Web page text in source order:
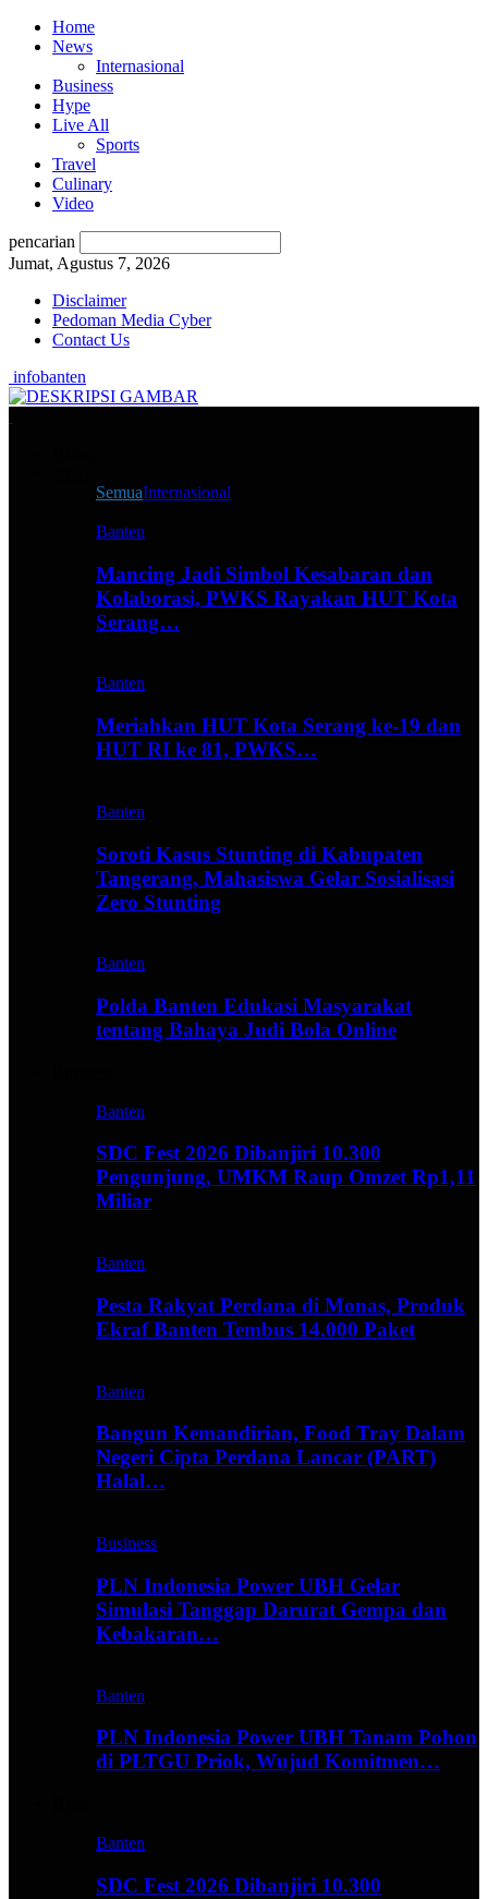
Home
News
Internasional
Business
Hype
Live All
Sports
Travel
Culinary
Video
pencarian
Jumat, Agustus 7, 2026
Disclaimer
Pedoman Media Cyber
Contact Us
infobanten
SemuaInternasional
Banten
Mancing Jadi Simbol Kesabaran dan
Kolaborasi, PWKS Rayakan HUT Kota
Serang…
Banten
Meriahkan HUT Kota Serang ke-19 dan
HUT RI ke 81, PWKS…
Banten
Soroti Kasus Stunting di Kabupaten
Tangerang, Mahasiswa Gelar Sosialisasi
Zero Stunting
Banten
Polda Banten Edukasi Masyarakat
tentang Bahaya Judi Bola Online
Banten
SDC Fest 2026 Dibanjiri 10.300
Pengunjung, UMKM Raup Omzet Rp1,11
Miliar
Banten
Pesta Rakyat Perdana di Monas, Produk
Ekraf Banten Tembus 14.000 Paket
Banten
Bangun Kemandirian, Food Tray Dalam
Negeri Cipta Perdana Lancar (PART)
Halal…
Business
PLN Indonesia Power UBH Gelar
Simulasi Tanggap Darurat Gempa dan
Kebakaran…
Banten
PLN Indonesia Power UBH Tanam Pohon
di PLTGU Priok, Wujud Komitmen…
Banten
SDC Fest 2026 Dibanjiri 10.300